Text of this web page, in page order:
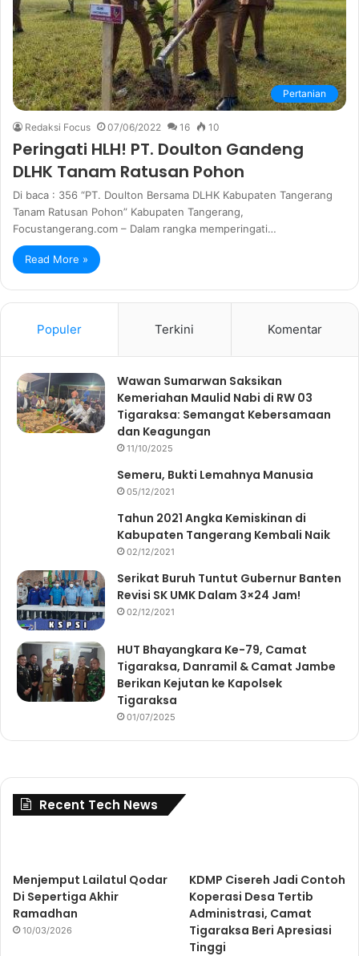
Pertanian
Redaksi Focus 07/06/2022 16 10
Peringati HLH! PT. Doulton Gandeng
DLHK Tanam Ratusan Pohon
Di baca : 356 “PT. Doulton Bersama DLHK Kabupaten Tangerang
Tanam Ratusan Pohon” Kabupaten Tangerang,
Focustangerang.com – Dalam rangka memperingati…
Read More »
Populer Terkini Komentar
Wawan Sumarwan Saksikan
Kemeriahan Maulid Nabi di RW 03
Tigaraksa: Semangat Kebersamaan
dan Keagungan
11/10/2025
Semeru, Bukti Lemahnya Manusia
05/12/2021
Tahun 2021 Angka Kemiskinan di
Kabupaten Tangerang Kembali Naik
02/12/2021
Serikat Buruh Tuntut Gubernur Banten
Revisi SK UMK Dalam 3×24 Jam!
02/12/2021
HUT Bhayangkara Ke-79, Camat
Tigaraksa, Danramil & Camat Jambe
Berikan Kejutan ke Kapolsek
Tigaraksa
01/07/2025
Recent Tech News
Menjemput Lailatul Qodar
Di Sepertiga Akhir
Ramadhan
10/03/2026
KDMP Cisereh Jadi Contoh
Koperasi Desa Tertib
Administrasi, Camat
Tigaraksa Beri Apresiasi
Tinggi